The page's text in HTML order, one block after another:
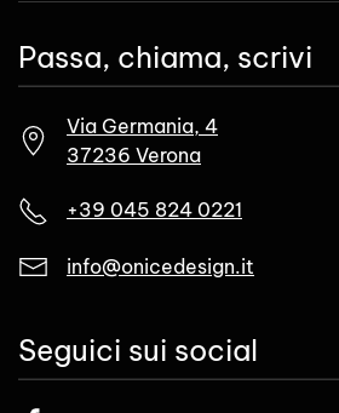
Passa, chiama, scrivi
Via Germania, 4
37236 Verona
+39 045 824 0221
info@onicedesign.it
Seguici sui social